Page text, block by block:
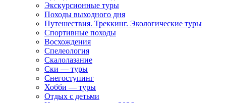
Экскурсионные туры
Походы выходного дня
Путешествия. Треккинг. Экологические туры
Спортивные походы
Восхождения
Спелеология
Скалолазание
Ски — туры
Снегоступинг
Хобби — туры
Отдых с детьми